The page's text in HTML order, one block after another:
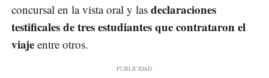
concursal en la vista oral y las declaraciones
testificales de tres estudiantes que contrataron el
viaje entre otros.